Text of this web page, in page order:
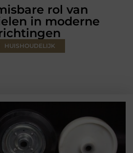
rol van
in moderne
HUISHOUDELIJK